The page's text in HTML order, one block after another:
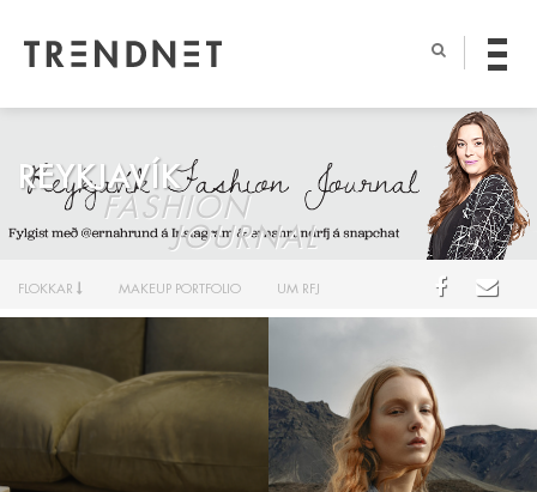
REYKJAVÍK
FASHION
JOURNAL
FLOKKAR MAKEUP PORTFOLIO UM RFJ